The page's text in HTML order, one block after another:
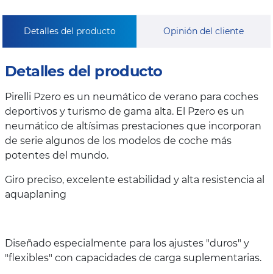
Detalles del producto Opinión del cliente
Detalles del producto
Pirelli Pzero es un neumático de verano para coches
deportivos y turismo de gama alta. El Pzero es un
neumático de altísimas prestaciones que incorporan
de serie algunos de los modelos de coche más
potentes del mundo.
Giro preciso, excelente estabilidad y alta resistencia al
aquaplaning
Diseñado especialmente para los ajustes "duros" y
"flexibles" con capacidades de carga suplementarias.